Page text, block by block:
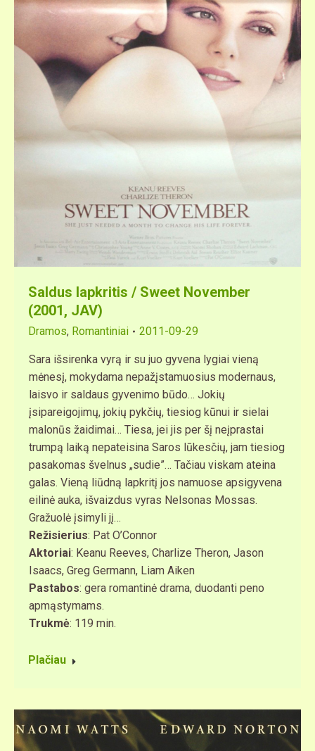
Saldus lapkritis / Sweet November
(2001, JAV)
Dramos, Romantiniai 2011-09-29
Sara išsirenka vyrą ir su juo gyvena lygiai vieną
mėnesį, mokydama nepažįstamuosius modernaus,
laisvo ir saldaus gyvenimo būdo… Jokių
įsipareigojimų, jokių pykčių, tiesiog kūnui ir sielai
malonūs žaidimai… Tiesa, jei jis per šį neįprastai
trumpą laiką nepateisina Saros lūkesčių, jam tiesiog
pasakomas švelnus „sudie”… Tačiau viskam ateina
galas. Vieną liūdną lapkritį jos namuose apsigyvena
eilinė auka, išvaizdus vyras Nelsonas Mossas.
Gražuolė įsimyli jį…
Režisierius: Pat O’Connor
Aktoriai: Keanu Reeves, Charlize Theron, Jason
Isaacs, Greg Germann, Liam Aiken
Pastabos: gera romantinė drama, duodanti peno
apmąstymams.
Trukmė: 119 min.
Plačiau